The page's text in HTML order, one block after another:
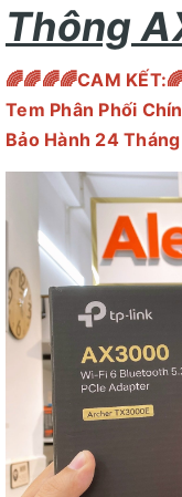
Thông
🌈🌈🌈🌈CAM
Tem Phân Phối
Bảo Hành 24